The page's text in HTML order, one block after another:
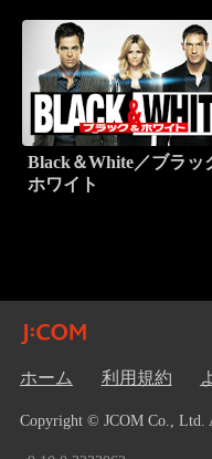
Black＆White／ブラッ
ホワイト
ホーム 利用規約
Copyright © JCOM Co., Ltd.